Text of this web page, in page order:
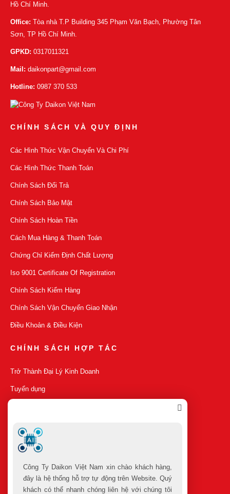
Công Ty Daikon Việt Nam xin chào khách hàng,
đây là hệ thống hỗ trợ tự động trên Website. Quý
khách có thể nhanh chóng liên hệ với chúng tôi
Hồ Chí Minh.
Office: Tòa nhà T.P Building 345 Phạm Văn Bạch, Phường Tân
Sơn, TP Hồ Chí Minh.
GPKD: 0317011321
Mail: daikonpart@gmail.com
Hotline: 0987 370 533
CHÍNH SÁCH VÀ QUY ĐỊNH
Các Hình Thức Vận Chuyển Và Chi Phí
Các Hình Thức Thanh Toán
Chính Sách Đổi Trả
Chính Sách Bảo Mật
Chính Sách Hoàn Tiền
Cách Mua Hàng & Thanh Toán
Chứng Chỉ Kiểm Định Chất Lượng
Iso 9001 Certificate Of Registration
Chính Sách Kiểm Hàng
Chính Sách Vận Chuyển Giao Nhận
Điều Khoản & Điều Kiện
CHÍNH SÁCH HỢP TÁC
Trở Thành Đại Lý Kinh Doanh
Tuyển dụng
Sản Phẩm Mới
Sản Phẩm Bán Chạy
Sản Phẩm Khuyến Mãi
Cửa Hàng